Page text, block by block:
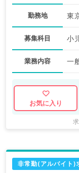
勤務地 東
募集科目 小
業務内容 一
お気に入り
非常勤(アルバイト)